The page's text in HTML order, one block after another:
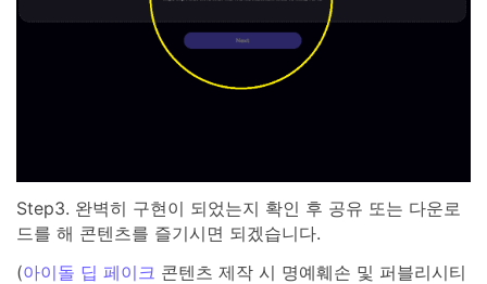
Step3. 완벽히 구현이 되었는지 확인 후 공유 또는 다운로
드를 해 콘텐츠를 즐기시면 되겠습니다.
(아이돌 딥 페이크 콘텐츠 제작 시 명예훼손 및 퍼블리시티